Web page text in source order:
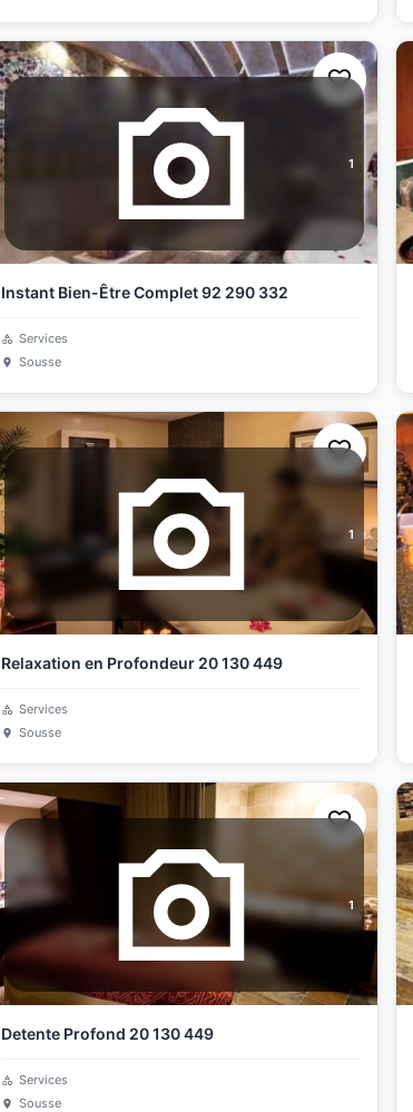
1
Instant Bien-Être Complet 92 290 332
Services
Sousse
1
Relaxation en Profondeur 20 130 449
Services
Sousse
1
Detente Profond 20 130 449
Services
Sousse